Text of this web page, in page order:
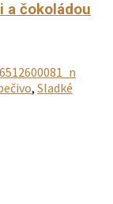
a čokoládou
, Sladké